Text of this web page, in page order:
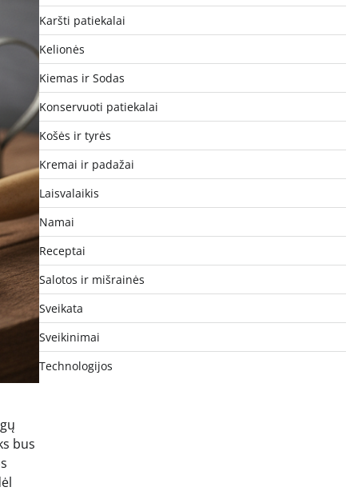
bus
Karšti patiekalai
Kelionės
Kiemas ir Sodas
Konservuoti patiekalai
Košės ir tyrės
Kremai ir padažai
Laisvalaikis
Namai
Receptai
Salotos ir mišrainės
Sveikata
Sveikinimai
Technologijos